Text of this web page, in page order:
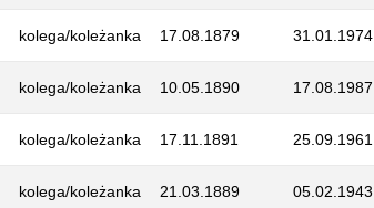
kolega/koleżanka 17.08.1879 31.01.1974
kolega/koleżanka 10.05.1890 17.08.1987
kolega/koleżanka 17.11.1891 25.09.1961
kolega/koleżanka 21.03.1889 05.02.1943